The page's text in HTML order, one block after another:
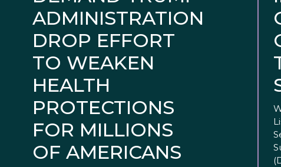
ADMINISTRATION
DROP EFFORT
TO WEAKEN
HEALTH
PROTECTIONS
FOR MILLIONS
OF AMERICANS